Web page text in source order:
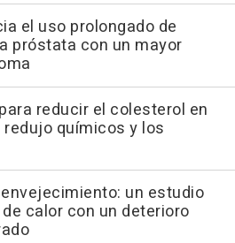
el uso prolongado de
próstata con un mayor
reducir el colesterol en
químicos y los
un estudio
calor con un deterioro